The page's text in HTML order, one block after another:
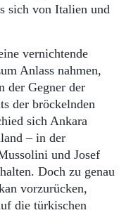
sich von Italien und
vernichtende
Anlass nahmen,
der Gegner der
der bröckelnden
sich Ankara
– in der
und Josef
Doch zu genau
vorzurücken,
die türkischen